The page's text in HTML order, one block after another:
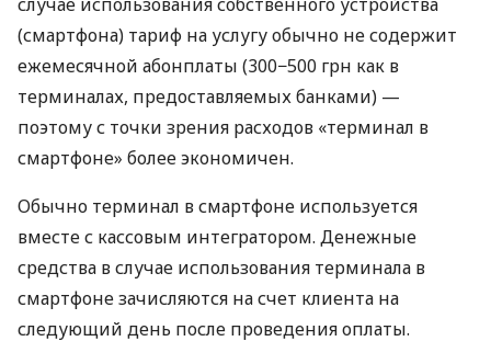
(смартфона) тариф на услугу обычно не содержит
ежемесячной абонплаты (300−500 грн как в
терминалах, предоставляемых банками) —
поэтому с точки зрения расходов «терминал в
смартфоне» более экономичен.
Обычно терминал в смартфоне используется
вместе с кассовым интегратором. Денежные
средства в случае использования терминала в
смартфоне зачисляются на счет клиента на
следующий день после проведения оплаты.